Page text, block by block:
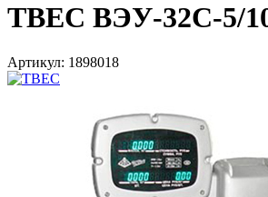
ТВЕС ВЭУ-32С-5/
Артикул: 1898018